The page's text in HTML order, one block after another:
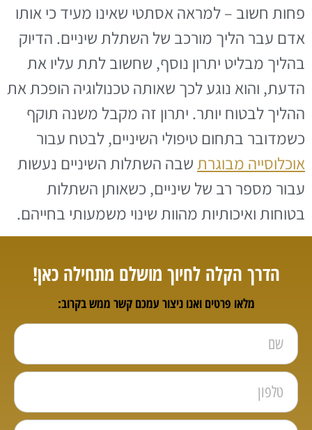
פחות חשוב – למראה אסתטי שאינו מעיד כי אותו
אדם עבר הליך מורכב של השתלת שיניים. הדיוק
בהליך מבליט יתרון נוסף, שחשוב לתת עליו את
הדעת, והוא נוגע לכך שאותה טכנולוגיה הופכת את
ההליך לבטוח יותר. יתרון זה מקבל משנה תוקף
כשמדובר בתחום טיפולי השיניים, לבטח עבור
אוכלוסייה מבוגרתשבה השתלות השיניים נעשות
עבור מספר רב של שיניים, כשאותן השתלות
בטוחות ואיכותיות מהוות שינוי משמעותי בחייהם.
הדרך הקלה לחיוך מושלם מתחילה כאן!
מלאו פרטים ואנו ניצור עמכם קשר ממש בקרוב: